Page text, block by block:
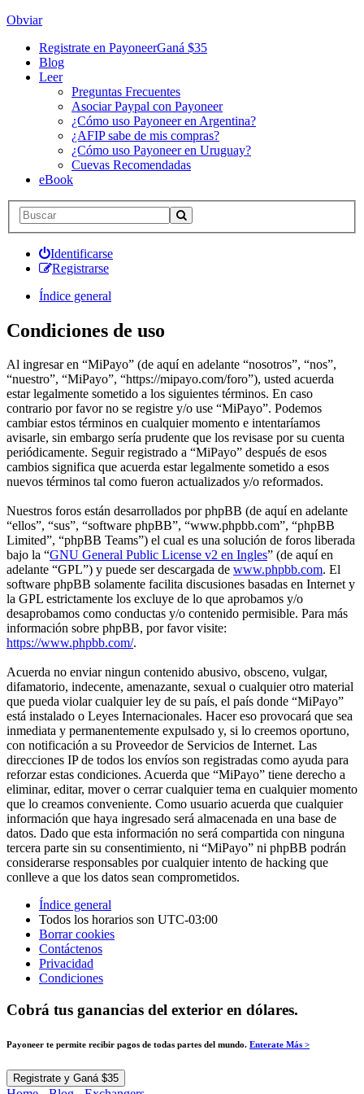
Obviar
Registrate en PayoneerGaná $35
Blog
Leer
Preguntas Frecuentes
Asociar Paypal con Payoneer
¿Cómo uso Payoneer en Argentina?
¿AFIP sabe de mis compras?
¿Cómo uso Payoneer en Uruguay?
Cuevas Recomendadas
eBook
Identificarse
Registrarse
Índice general
Condiciones de uso
Al ingresar en “MiPayo” (de aquí en adelante “nosotros”, “nos”,
“nuestro”, “MiPayo”, “https://mipayo.com/foro”), usted acuerda
estar legalmente sometido a los siguientes términos. En caso
contrario por favor no se registre y/o use “MiPayo”. Podemos
cambiar estos términos en cualquier momento e intentaríamos
avisarle, sin embargo sería prudente que los revisase por su cuenta
periódicamente. Seguir registrado a “MiPayo” después de esos
cambios significa que acuerda estar legalmente sometido a esos
nuevos términos tal como fueron actualizados y/o reformados.
Nuestros foros están desarrollados por phpBB (de aquí en adelante
“ellos”, “sus”, “software phpBB”, “www.phpbb.com”, “phpBB
Limited”, “phpBB Teams”) el cual es una solución de foros liberada
bajo la “GNU General Public License v2 en Ingles” (de aquí en
adelante “GPL”) y puede ser descargada de www.phpbb.com. El
software phpBB solamente facilita discusiones basadas en Internet y
la GPL estrictamente los excluye de lo que aprobamos y/o
desaprobamos como conductas y/o contenido permisible. Para más
información sobre phpBB, por favor visite:
https://www.phpbb.com/.
Acuerda no enviar ningun contenido abusivo, obsceno, vulgar,
difamatorio, indecente, amenazante, sexual o cualquier otro material
que pueda violar cualquier ley de su país, el país donde “MiPayo”
está instalado o Leyes Internacionales. Hacer eso provocará que sea
inmediata y permanentemente expulsado y, si lo creemos oportuno,
con notificación a su Proveedor de Servicios de Internet. Las
direcciones IP de todos los envíos son registradas como ayuda para
reforzar estas condiciones. Acuerda que “MiPayo” tiene derecho a
eliminar, editar, mover o cerrar cualquier tema en cualquier momento
que lo creamos conveniente. Como usuario acuerda que cualquier
información que haya ingresado será almacenada en una base de
datos. Dado que esta información no será compartida con ninguna
tercera parte sin su consentimiento, ni “MiPayo” ni phpBB podrán
considerarse responsables por cualquier intento de hacking que
conlleve a que los datos sean comprometidos.
Índice general
Todos los horarios son UTC-03:00
Borrar cookies
Contáctenos
Privacidad
Condiciones
Cobrá tus ganancias del exterior en dólares.
Payoneer te permite recibir pagos de todas partes del mundo. Enterate Más >
Registrate y Ganá $35